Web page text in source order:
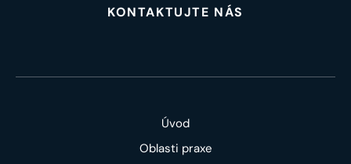
KONTAKTUJTE NÁS
Úvod
Oblasti praxe